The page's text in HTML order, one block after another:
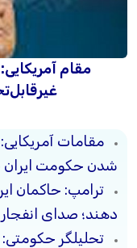
مقام
مقامات
شدن حکومت
ترامپ: حاکمان
دهند؛ صدای
تحلیلگر